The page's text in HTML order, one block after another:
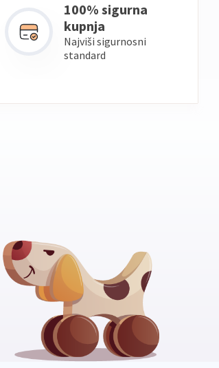
100% sigurna
kupnja
Najviši sigurnosni
standard